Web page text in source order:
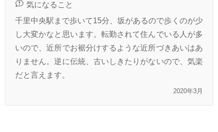
気になること
千里中央駅まで歩いて15分、坂があるので歩くのが少
し大変かなと思います。転勤されて住んでいる人が多
いので、近所でお裾分けするような近所づきあいはあ
りません。逆に伝統、古いしきたりがないので、気楽
だと言えます。
2020年3月